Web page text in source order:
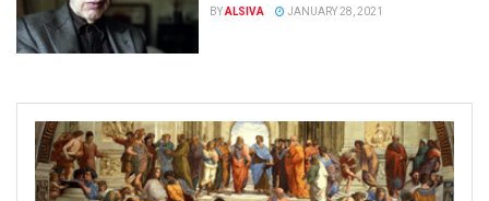
BYALSIVA JANUARY 28, 2021